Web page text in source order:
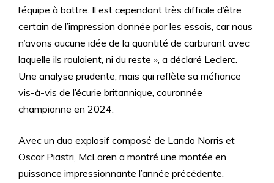
l’équipe à battre. Il est cependant très difficile d’être
certain de l’impression donnée par les essais, car nous
n’avons aucune idée de la quantité de carburant avec
laquelle ils roulaient, ni du reste », a déclaré Leclerc.
Une analyse prudente, mais qui reflète sa méfiance
vis-à-vis de l’écurie britannique, couronnée
championne en 2024.
Avec un duo explosif composé de Lando Norris et
Oscar Piastri, McLaren a montré une montée en
puissance impressionnante l’année précédente.